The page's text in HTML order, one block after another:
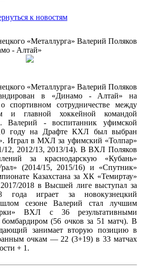
к новостям
«Металлурга» Валерий Поляков
- Алтай»
«Металлурга» Валерий Поляков
в «Динамо - Алтай» на
спортивном сотрудничестве между
и главной хоккейной командой
Валерий - воспитанник уфимской
году на Драфте КХЛ был выбран
Играл в МХЛ за уфимский «Толпар»
12, 2012/13, 2013/14). В ВХЛ Поляков
за краснодарскую «Кубань»
(2014/15, 2015/16) и «Спутник»
Казахстана за ХК «Темиртау»
2018 в Высшей лиге выступал за
года играет за новокузнецкий
сезоне Валерий стал лучшим
ВХЛ с 36 результативными
(56 очков за 51 матч). В
занимает вторую позицию в
очкам — 22 (3+19) в 33 матчах
+ 1.